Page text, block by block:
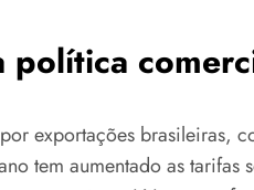
política
exportações brasileiras,
tem aumentado as tarifas